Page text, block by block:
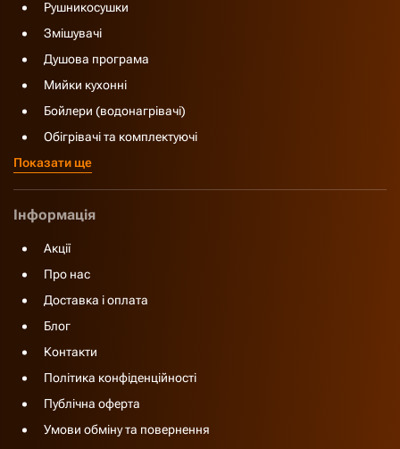
Рушникосушки
Змішувачі
Душова програма
Мийки кухонні
Бойлери (водонагрівачі)
Обігрівачі та комплектуючі
Показати ще
Інформація
Акції
Про нас
Доставка і оплата
Блог
Контакти
Політика конфіденційності
Публічна оферта
Умови обміну та повернення